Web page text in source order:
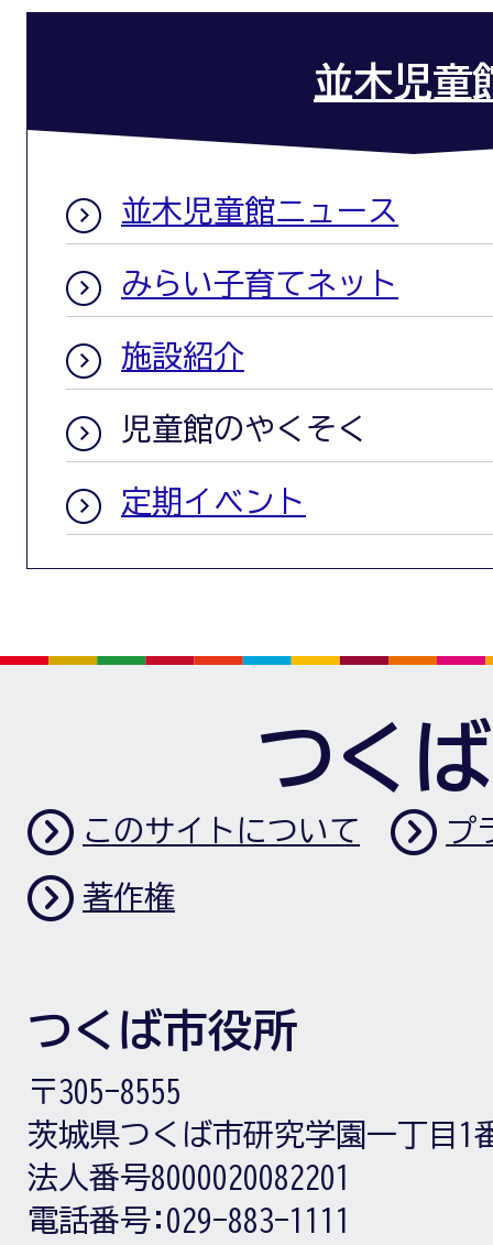
並木児童
並木児童館ニュース
みらい子育てネット
施設紹介
児童館のやくそく
定期イベント
つく
このサイトについて プ
著作権
つくば市役所
〒305-8555
茨城県つくば市研究学園一丁目1
法人番号8000020082201
電話番号: 029-883-1111